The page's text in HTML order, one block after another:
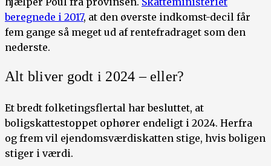
beregnede i 2017, at den øverste indkomst-decil får
fem gange så meget ud af rentefradraget som den
nederste.
Alt bliver godt i 2024 – eller?
Et bredt folketingsflertal har besluttet, at
boligskattestoppet ophører endeligt i 2024. Herfra
og frem vil ejendomsværdiskatten stige, hvis boligen
stiger i værdi.